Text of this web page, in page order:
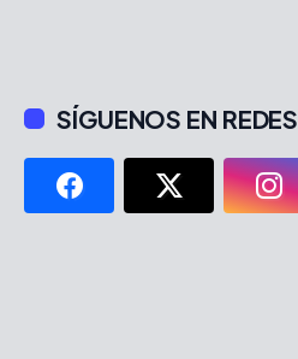
SÍGUENOS EN REDES